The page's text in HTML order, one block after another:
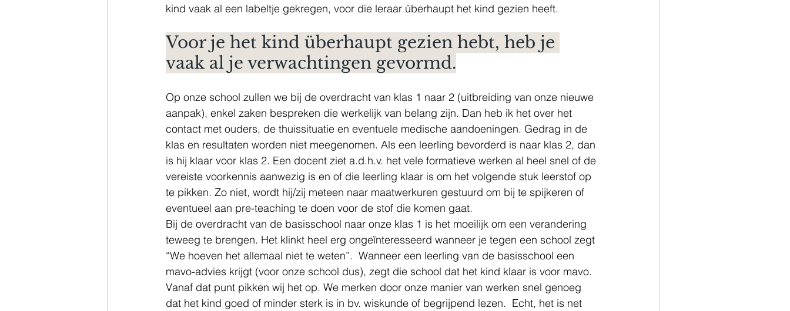
kind vaak al een labeltje gekregen, voor die leraar überhaupt het kind gezien heeft.
Voor je het kind überhaupt gezien hebt, heb je
vaak al je verwachtingen gevormd.
Op onze school zullen we bij de overdracht van klas 1 naar 2 (uitbreiding van onze nieuwe
aanpak), enkel zaken bespreken die werkelijk van belang zijn. Dan heb ik het over het
contact met ouders, de thuissituatie en eventuele medische aandoeningen. Gedrag in de
klas en resultaten worden niet meegenomen. Als een leerling bevorderd is naar klas 2, dan
is hij klaar voor klas 2. Een docent ziet a.d.h.v. het vele formatieve werken al heel snel of de
vereiste voorkennis aanwezig is en of die leerling klaar is om het volgende stuk leerstof op
te pikken. Zo niet, wordt hij/zij meteen naar maatwerkuren gestuurd om bij te spijkeren of
eventueel aan pre-teaching te doen voor de stof die komen gaat.
Bij de overdracht van de basisschool naar onze klas 1 is het moeilijk om een verandering
teweeg te brengen. Het klinkt heel erg ongeïnteresseerd wanneer je tegen een school zegt
“We hoeven het allemaal niet te weten”.  Wanneer een leerling van de basisschool een
mavo-advies krijgt (voor onze school dus), zegt die school dat het kind klaar is voor mavo.
Vanaf dat punt pikken wij het op. We merken door onze manier van werken snel genoeg
dat het kind goed of minder sterk is in bv. wiskunde of begrijpend lezen.  Echt, het is net